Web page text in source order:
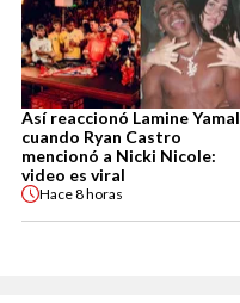
Así reaccionó Lamine Yamal
cuando Ryan Castro
mencionó a Nicki Nicole:
video es viral
Hace8 horas